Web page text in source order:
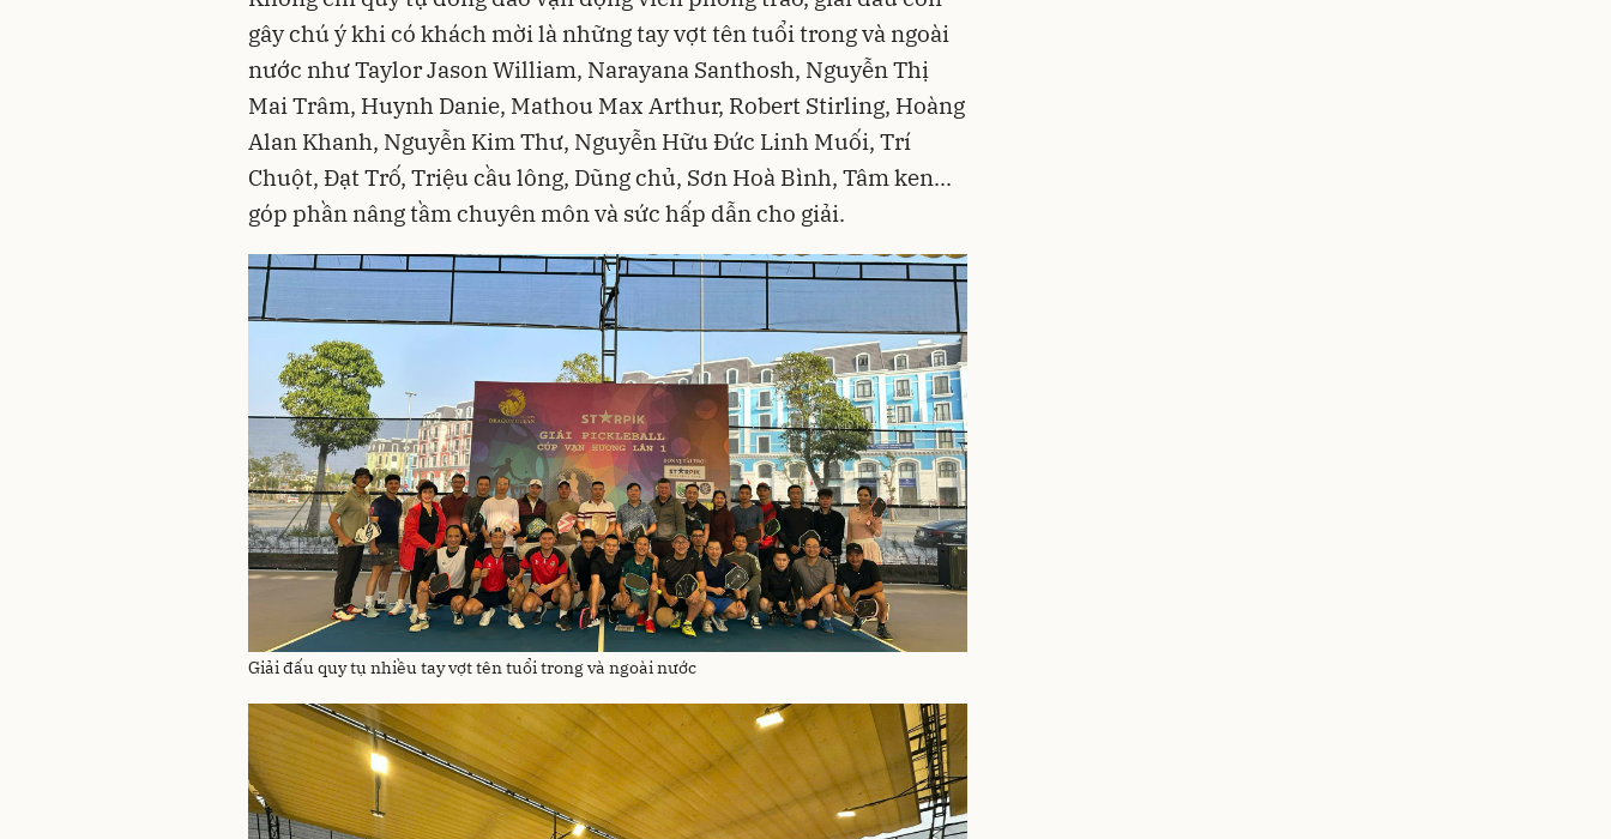
gây chú ý khi có khách mời là những tay vợt tên tuổi trong và ngoài
nước như Taylor Jason William, Narayana Santhosh, Nguyễn Thị
Mai Trâm, Huynh Danie, Mathou Max Arthur, Robert Stirling, Hoàng
Alan Khanh, Nguyễn Kim Thư, Nguyễn Hữu Đức Linh Muối, Trí
Chuột, Đạt Trố, Triệu cầu lông, Dũng chủ, Sơn Hoà Bình, Tâm ken...
góp phần nâng tầm chuyên môn và sức hấp dẫn cho giải.
Giải đấu quy tụ nhiều tay vợt tên tuổi trong và ngoài nước